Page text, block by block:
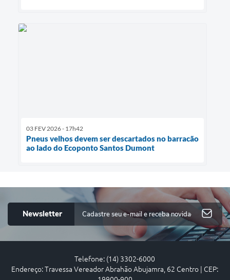
03 FEV 2026 - 17h42
Pneus velhos devem ser descartados no barracão
ao lado do Ecoponto Santos Dumont
Newsletter
Telefone: (14) 3302-6000
Endereço: Travessa Vereador Abrahão Abujamra, 62 Centro | CEP: